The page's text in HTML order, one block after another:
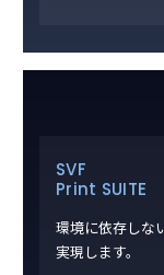
SVF
Print SUITE
環境に依存しな
実現します。